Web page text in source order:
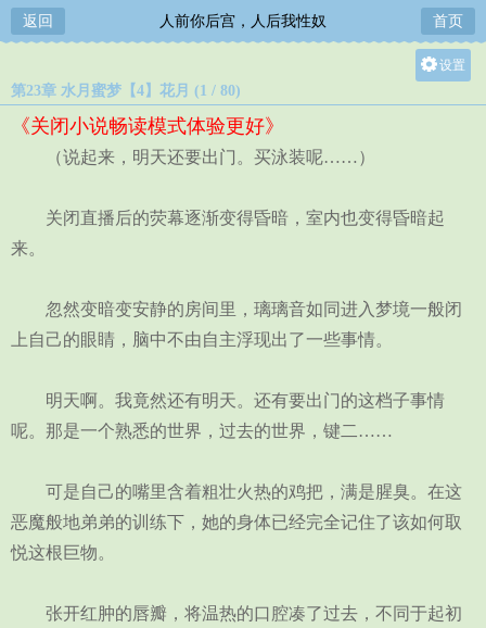
返回 人前你后宫，人后我性奴 首页
设置
第23章 水月蜜梦【4】花月 (1 / 80)
《关闭小说畅读模式体验更好》
（说起来，明天还要出门。买泳装呢……）
关闭直播后的荧幕逐渐变得昏暗，室内也变得昏暗起
来。
忽然变暗变安静的房间里，璃璃音如同进入梦境一般闭
上自己的眼睛，脑中不由自主浮现出了一些事情。
明天啊。我竟然还有明天。还有要出门的这档子事情
呢。那是一个熟悉的世界，过去的世界，键二……
可是自己的嘴里含着粗壮火热的鸡把，满是腥臭。在这
恶魔般地弟弟的训练下，她的身体已经完全记住了该如何取
悦这根巨物。
张开红肿的唇瓣，将温热的口腔凑了过去，不同于起初